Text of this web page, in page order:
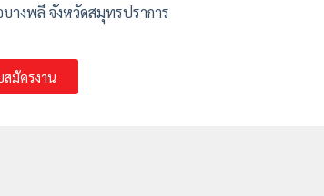
างพลี จังหวัดสมุทรปราการ
มัครงาน